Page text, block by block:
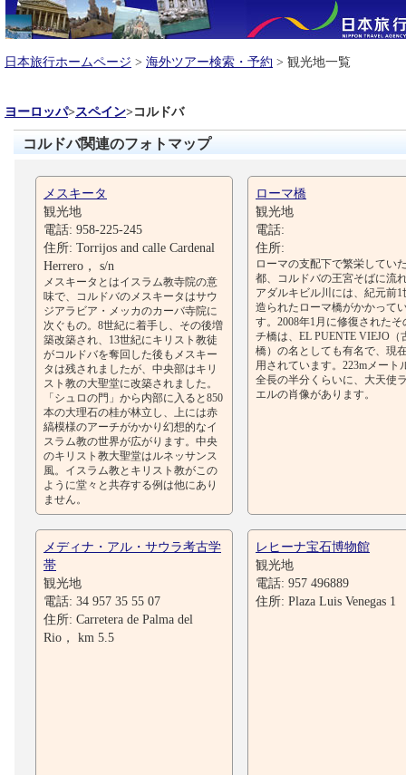
日本旅行ホームページ > 海外ツアー検索・予約 > 観光地一覧
ヨーロッパ>スペイン>コルドバ
コルドバ関連のフォトマップ
メスキータ
観光地
電話: 958-225-245
住所: Torrijos and calle Cardenal
Herrero， s/n
メスキータとはイスラム教寺院の意
味で、コルドバのメスキータはサウ
ジアラビア・メッカのカーバ寺院に
次ぐもの。8世紀に着手し、その後増
築改築され、13世紀にキリスト教徒
がコルドバを奪回した後もメスキー
タは残されましたが、中央部はキリ
スト教の大聖堂に改築されました。
「シュロの門」から内部に入ると850
本の大理石の桂が林立し、上には赤
縞模様のアーチがかかり幻想的なイ
スラム教の世界が広がります。中央
のキリスト教大聖堂はルネッサンス
風。イスラム教とキリスト教がこの
ように堂々と共存する例は他にあり
ません。
ローマ橋
観光地
電話:
住所:
ローマの支配下で繁栄してい
都、コルドバの王宮そばに流
アダルキビル川には、紀元前1
造られたローマ橋がかかって
す。2008年1月に修復されたそ
チ橋は、EL PUENTE VIEJO（
橋）の名としても有名で、現
用されています。223mメート
全長の半分くらいに、大天使
エルの肖像があります。
メディナ・アル・サウラ考古学
帯
観光地
電話: 34 957 35 55 07
住所: Carretera de Palma del
Rio， km 5.5
レヒーナ宝石博物館
観光地
電話: 957 496889
住所: Plaza Luis Venegas 1